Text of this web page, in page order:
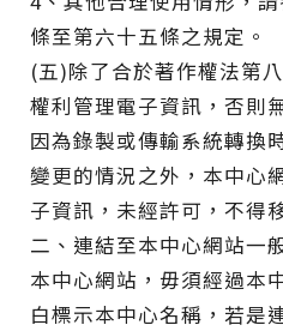
條至第六十五條之規定。
(五)除了合於著作權法第
權利管理電子資訊，否則
因為錄製或傳輸系統轉換
變更的情況之外，本中心
子資訊，未經許可，不得
二、連結至本中心網站一
本中心網站，毋須經過本
白標示本中心名稱，若是